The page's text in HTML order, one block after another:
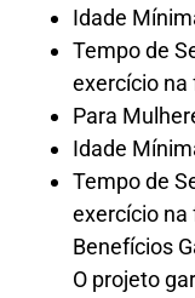
Idade
Tempo de
exercício na
Para
Idade
Tempo de
exercício na
Benefícios
O projeto